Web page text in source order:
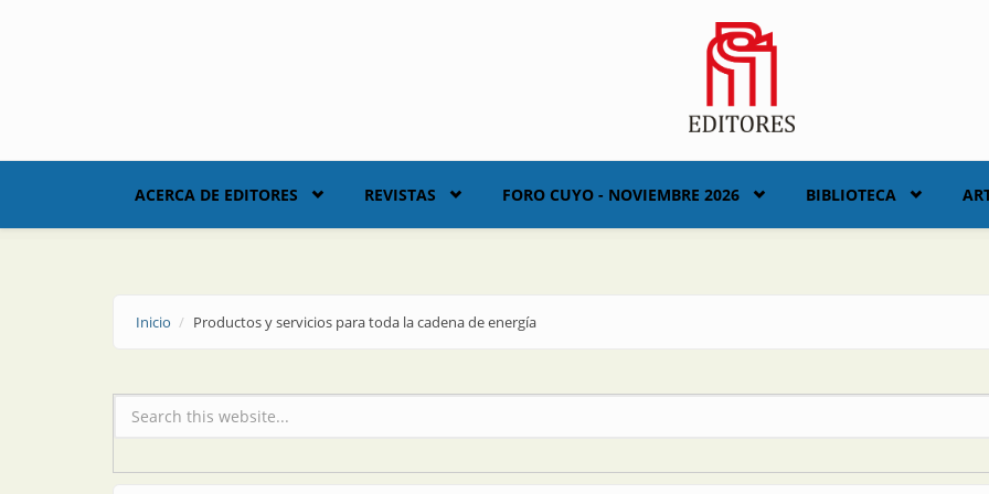
ACERCA DE EDITORES REVISTAS FORO CUYO - NOVIEMBRE 2026 BIBLIOTECA
Inicio Productos y servicios para toda la cadena de energía
Formulario de búsqueda